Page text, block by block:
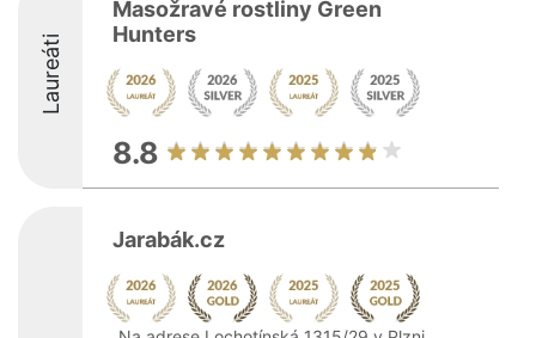
Laureáti
Masožravé rostliny Green
Hunters
8.8
Jarabák.cz